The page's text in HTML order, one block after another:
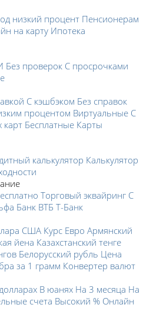
низкий процент Пенсионерам
на карту Ипотека
Без проверок С просрочками
С кэшбэком Без справок
процентом Виртуальные С
карт Бесплатные Карты
калькулятор Калькулятор
Торговый эквайринг С
Банк ВТБ Т-Банк
США Курс Евро Армянский
йена Казахстанский тенге
Белорусский рубль Цена
за 1 грамм Конвертер валют
В юанях На 3 месяца На
счета Высокий % Онлайн